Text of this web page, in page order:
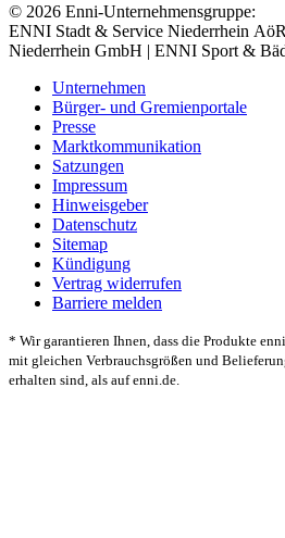
© 2026 Enni-Unternehmensgruppe:
ENNI Stadt & Service Niederrhein
Niederrhein GmbH | ENNI Sport &
Unternehmen
Bürger- und Gremienportale
Presse
Marktkommunikation
Satzungen
Impressum
Hinweisgeber
Datenschutz
Sitemap
Kündigung
Vertrag widerrufen
Barriere melden
* Wir garantieren Ihnen, dass die Produkte
mit gleichen Verbrauchsgrößen und
erhalten sind, als auf enni.de.